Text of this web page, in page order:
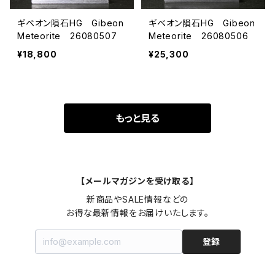
ギベオン隕石HG Gibeon
Meteorite 26080507
¥18,800
ギベオン隕石HG Gibeon
Meteorite 26080506
¥25,300
もっと見る
【メールマガジンを受け取る】
新商品やSALE情報などの
お得な最新情報をお届けいたします。
登録